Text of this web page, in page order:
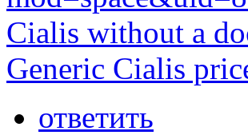
Cialis without a
Generic Cialis
ответить